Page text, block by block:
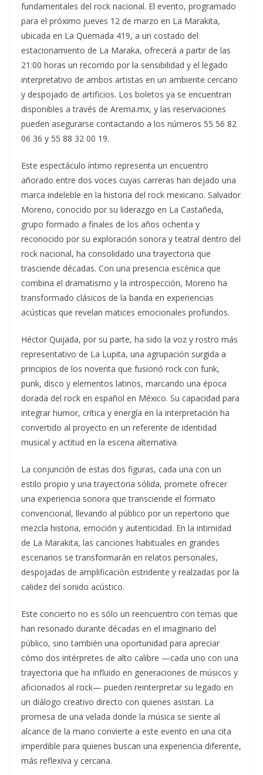
fundamentales del rock nacional. El evento, programado
para el próximo jueves 12 de marzo en La Marakita,
ubicada en La Quemada 419, a un costado del
estacionamiento de La Maraka, ofrecerá a partir de las
21:00 horas un recorrido por la sensibilidad y el legado
interpretativo de ambos artistas en un ambiente cercano
y despojado de artificios. Los boletos ya se encuentran
disponibles a través de Arema.mx, y las reservaciones
pueden asegurarse contactando a los números 55 56 82
06 36 y 55 88 32 00 19.
Este espectáculo íntimo representa un encuentro
añorado entre dos voces cuyas carreras han dejado una
marca indeleble en la historia del rock mexicano. Salvador
Moreno, conocido por su liderazgo en La Castañeda,
grupo formado a finales de los años ochenta y
reconocido por su exploración sonora y teatral dentro del
rock nacional, ha consolidado una trayectoria que
trasciende décadas. Con una presencia escénica que
combina el dramatismo y la introspección, Moreno ha
transformado clásicos de la banda en experiencias
acústicas que revelan matices emocionales profundos.
Héctor Quijada, por su parte, ha sido la voz y rostro más
representativo de La Lupita, una agrupación surgida a
principios de los noventa que fusionó rock con funk,
punk, disco y elementos latinos, marcando una época
dorada del rock en español en México. Su capacidad para
integrar humor, crítica y energía en la interpretación ha
convertido al proyecto en un referente de identidad
musical y actitud en la escena alternativa.
La conjunción de estas dos figuras, cada una con un
estilo propio y una trayectoria sólida, promete ofrecer
una experiencia sonora que transciende el formato
convencional, llevando al público por un repertorio que
mezcla historia, emoción y autenticidad. En la intimidad
de La Marakita, las canciones habituales en grandes
escenarios se transformarán en relatos personales,
despojadas de amplificación estridente y realzadas por la
calidez del sonido acústico.
Este concierto no es sólo un reencuentro con temas que
han resonado durante décadas en el imaginario del
público, sino también una oportunidad para apreciar
cómo dos intérpretes de alto calibre —cada uno con una
trayectoria que ha influido en generaciones de músicos y
aficionados al rock— pueden reinterpretar su legado en
un diálogo creativo directo con quienes asistan. La
promesa de una velada donde la música se siente al
alcance de la mano convierte a este evento en una cita
imperdible para quienes buscan una experiencia diferente,
más reflexiva y cercana.